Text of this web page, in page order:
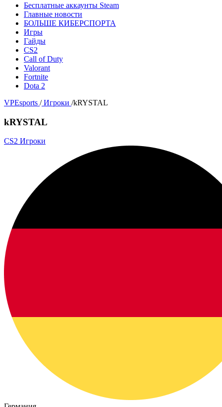
Бесплатные аккаунты Steam
Главные новости
БОЛЬШЕ КИБЕРСПОРТА
Игры
Гайды
CS2
Call of Duty
Valorant
Fortnite
Dota 2
VPEsports / Игроки /kRYSTAL
kRYSTAL
CS2 Игроки